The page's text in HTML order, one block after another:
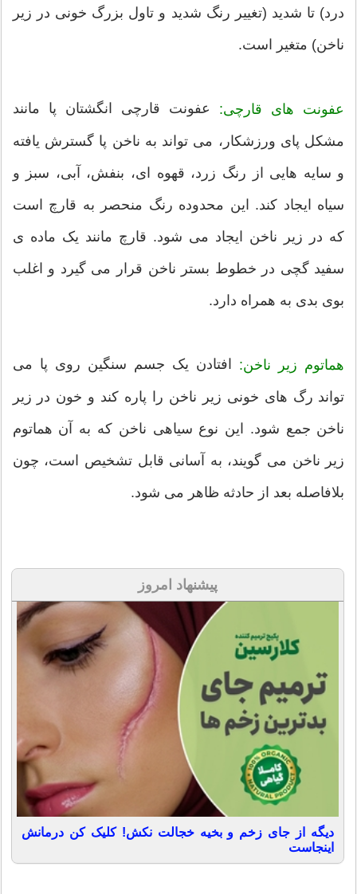
درد) تا شدید (تغییر رنگ شدید و تاول بزرگ خونی در زیر
ناخن) متغیر است.
عفونت های قارچی: عفونت قارچی انگشتان پا مانند
مشکل پای ورزشکار، می تواند به ناخن پا گسترش یافته
و سایه هایی از رنگ زرد، قهوه ای، بنفش، آبی، سبز و
سیاه ایجاد کند. این محدوده رنگ منحصر به قارچ است
که در زیر ناخن ایجاد می شود. قارچ مانند یک ماده ی
سفید گچی در خطوط بستر ناخن قرار می گیرد و اغلب
بوی بدی به همراه دارد.
هماتوم زیر ناخن: افتادن یک جسم سنگین روی پا می
تواند رگ های خونی زیر ناخن را پاره کند و خون در زیر
ناخن جمع شود. این نوع سیاهی ناخن که به آن هماتوم
زیر ناخن می گویند، به آسانی قابل تشخیص است، چون
بلافاصله بعد از حادثه ظاهر می شود.
پیشنهاد امروز
دیگه از جای زخم و بخیه خجالت نکش! کلیک کن درمانش
اینجاست